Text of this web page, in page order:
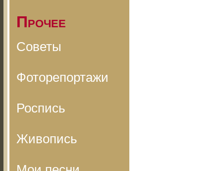
Прочее
Советы
Фоторепортажи
Роспись
Живопись